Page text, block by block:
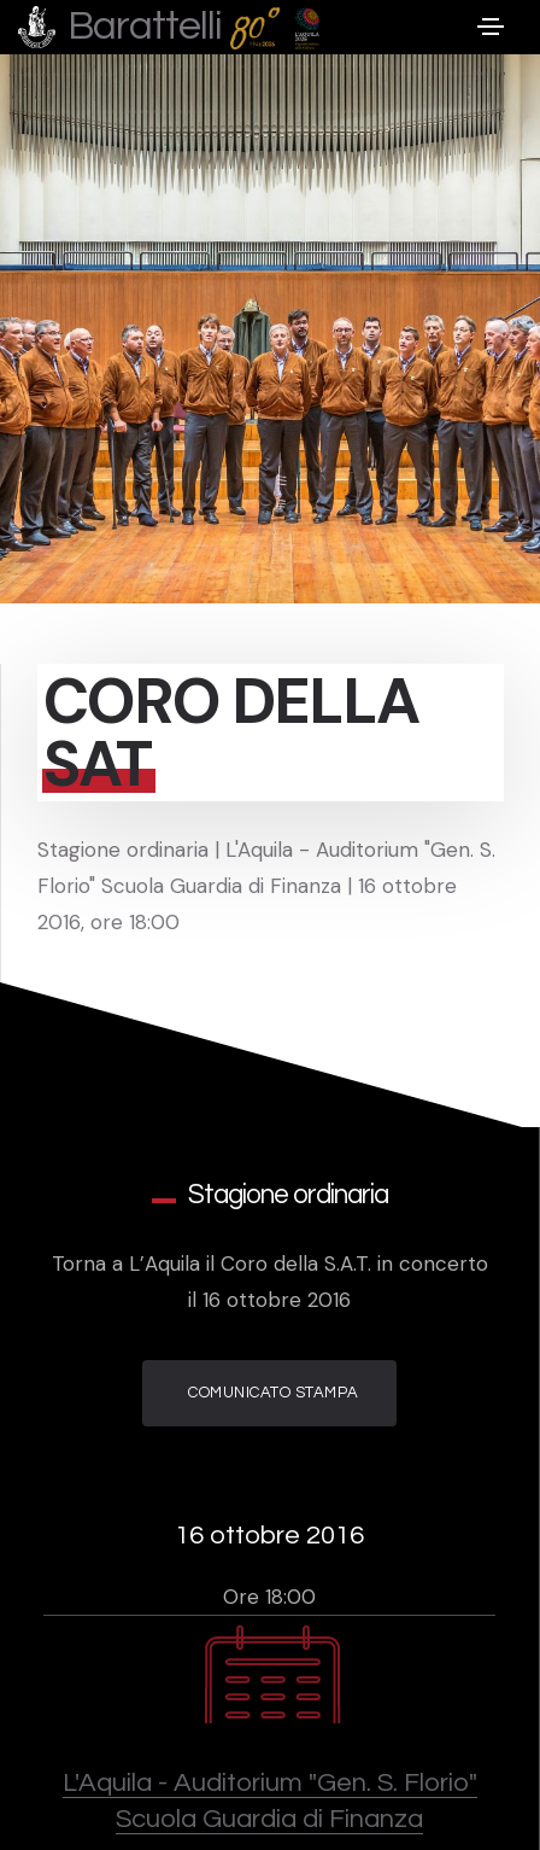
Barattelli
CORO DELLA
SAT
Stagione ordinaria | L'Aquila - Auditorium "Gen. S.
Florio" Scuola Guardia di Finanza | 16 ottobre
2016, ore 18:00
Stagione ordinaria
Torna a L’Aquila il Coro della S.A.T. in concerto
il 16 ottobre 2016
COMUNICATO STAMPA
16 ottobre 2016
Ore 18:00
L'Aquila - Auditorium "Gen. S. Florio"
Scuola Guardia di Finanza